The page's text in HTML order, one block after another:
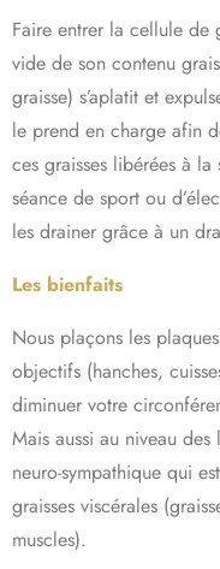
Faire entrer la cellule de
vide de son contenu
graisse) s’aplatit et
le prend en charge afin
ces graisses libérées à
séance de sport ou
les drainer grâce à un
Les bienfaits
Nous plaçons les
objectifs (hanches,
diminuer votre
Mais aussi au niveau des
neuro-sympathique qui
graisses viscérales
muscles).